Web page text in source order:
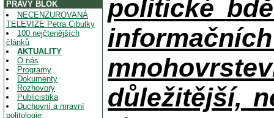
PRAVÝ BLOK
NECENZUROVANÁ
TELEVIZE Petra Cibulky
100 nejčtenějších
článků
AKTUALITY
O nás
Programy
Dokumenty
Rozhovory
Publicistika
Duchovní a mravní
politologie
politické
důležitější,